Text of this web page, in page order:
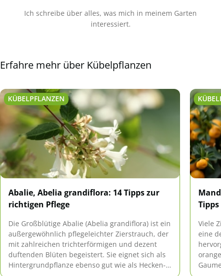
Ich schreibe über alles, was mich in meinem Garten
interessiert.
Erfahre mehr über Kübelpflanzen
KÜBELPFLANZEN
Abalie, Abelia grandiflora: 14 Tipps zur
richtigen Pflege
Die Großblütige Abalie (Abelia grandiflora) ist ein
außergewöhnlich pflegeleichter Zierstrauch, der
mit zahlreichen trichterförmigen und dezent
duftenden Blüten begeistert. Sie eignet sich als
Hintergrundpflanze ebenso gut wie als Hecken-
Viele
eine